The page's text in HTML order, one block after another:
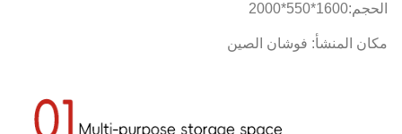
الحجم:1600*550*2000
مكان المنشأ: فوشان الصين